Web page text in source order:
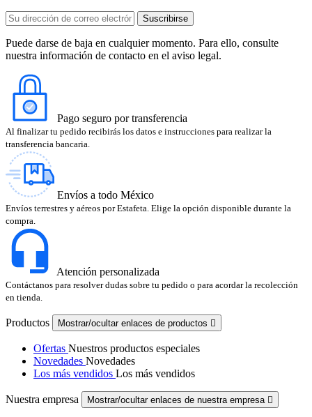
Puede darse de baja en cualquier momento. Para ello, consulte
nuestra información de contacto en el aviso legal.
Pago seguro por transferencia
Al finalizar tu pedido recibirás los datos e instrucciones para realizar la
transferencia bancaria.
Envíos a todo México
Envíos terrestres y aéreos por Estafeta. Elige la opción disponible durante la
compra.
Atención personalizada
Contáctanos para resolver dudas sobre tu pedido o para acordar la recolección
en tienda.
Productos Mostrar/ocultar enlaces de productos 
Ofertas Nuestros productos especiales
Novedades Novedades
Los más vendidos Los más vendidos
Nuestra empresa Mostrar/ocultar enlaces de nuestra empresa 